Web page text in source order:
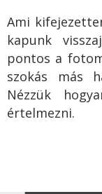
Ami
kapunk
pontos a
szokás más
Nézzük
értelmezni.